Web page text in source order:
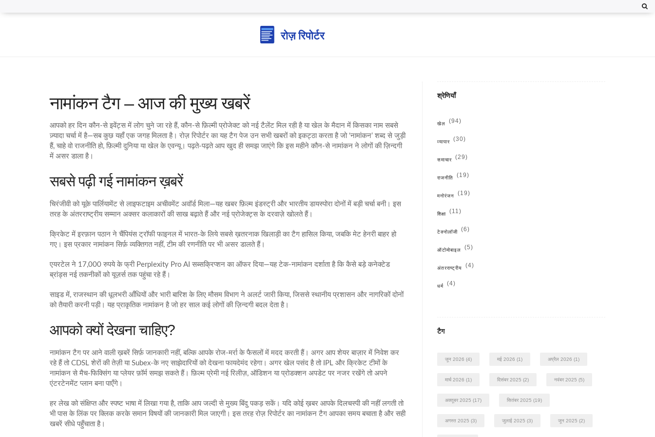
नामांकन टैग – आज की मुख्य खबरें
आपको हर दिन कौन‑से इवेंट्स में लोग चुने जा रहे हैं, कौन‑से फ़िल्मी प्रोजेक्ट को नई टैलेंट मिल रही है या खेल के मैदान में किसका नाम सबसे
ज़्यादा चर्चा में है—सब कुछ यहाँ एक जगह मिलता है। रोज़ रिपोर्टर का यह टैग पेज उन सभी खबरों को इकट्ठा करता है जो ‘नामांकन’ शब्द से जुड़ी
हैं, चाहे वो राजनीति हो, फ़िल्मी दुनिया या खेल के एवन्यू। पढ़ते‑पढ़ते आप खुद ही समझ जाएंगे कि इस महीने कौन‑से नामांकन ने लोगों की ज़िन्दगी
में असर डाला है।
सबसे पढ़ी गई नामांकन ख़बरें
चिरंजीवी को यूके पार्लियामेंट से लाइफटाइम अचीवमेंट अवॉर्ड मिला—यह खबर फ़िल्म इंडस्ट्री और भारतीय डायस्पोरा दोनों में बड़ी चर्चा बनी। इस
तरह के अंतरराष्ट्रीय सम्मान अक्सर कलाकारों की साख बढ़ाते हैं और नई प्रोजेक्ट्स के दरवाज़े खोलते हैं।
क्रिकेट में इरफ़ान पठान ने चैंपियंस ट्रॉफी फाइनल में भारत‑के लिये सबसे ख़तरनाक खिलाड़ी का टैग हासिल किया, जबकि मेट हेनरी बाहर हो
गए। इस प्रकार नामांकन सिर्फ़ व्यक्तिगत नहीं, टीम की रणनीति पर भी असर डालते हैं।
एयरटेल ने 17,000 रुपये के फ्री Perplexity Pro AI सब्सक्रिप्शन का ऑफर दिया—यह टेक‑नामांकन दर्शाता है कि कैसे बड़े कनेक्टेड
ब्रांड्स नई तकनीकों को यूज़र्स तक पहुंचा रहे हैं।
साइड में, राजस्थान की धूलभरी आँधियों और भारी बारिश के लिए मौसम विभाग ने अलर्ट जारी किया, जिससे स्थानीय प्रशासन और नागरिकों दोनों
को तैयारी करनी पड़ी। यह प्राकृतिक नामांकन है जो हर साल कई लोगों की ज़िन्दगी बदल देता है।
आपको क्यों देखना चाहिए?
नामांकन टैग पर आने वाली ख़बरें सिर्फ़ जानकारी नहीं, बल्कि आपके रोज‑मर्रा के फैसलों में मदद करती हैं। अगर आप शेयर बाज़ार में निवेश कर
रहे हैं तो CDSL शेरों की तेज़ी या Subex‑के नए साझेदारियों को देखना फायदेमंद रहेगा। अगर खेल पसंद है तो IPL और क्रिकेट टीमों के
नामांकन से मैच‑फिक्सिंग या प्लेयर फ़ॉर्म समझ सकते हैं। फ़िल्म प्रेमी नई रिलीज़, ऑडिशन या प्रोडक्शन अपडेट पर नजर रखेंगे तो अपने
एंटरटेनमेंट प्लान बना पाएँगे।
हर लेख को संक्षिप्त और स्पष्ट भाषा में लिखा गया है, ताकि आप जल्दी से मुख्य बिंदु पकड़ सकें। यदि कोई ख़बर आपके दिलचस्पी की नहीं लगती तो
भी पास के लिंक पर क्लिक करके समान विषयों की जानकारी मिल जाएगी। इस तरह रोज़ रिपोर्टर का नामांकन टैग आपका समय बचाता है और सही
खबरें सीधे पहुँचाता है।
श्रेणियाँ
खेल (94)
व्यापार (30)
समाचार (29)
राजनीति (19)
मनोरंजन (19)
शिक्षा (11)
टेक्नोलॉजी (6)
ऑटोमोबाइल (5)
अंतरराष्ट्रीय (4)
धर्म (4)
टैग
जून 2026 (4) मई 2026 (1) अप्रैल 2026 (1)
मार्च 2026 (1) दिसंबर 2025 (2) नवंबर 2025 (5)
अक्तूबर 2025 (17) सितंबर 2025 (19)
अगस्त 2025 (3) जुलाई 2025 (3) जून 2025 (2)